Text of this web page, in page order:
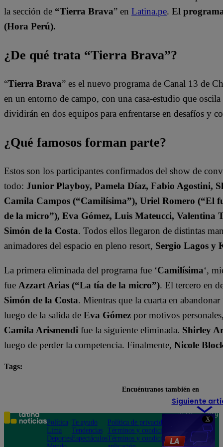
X
la sección de “Tierra Brava” en Latina.pe. El
(Hora Perú).
¿De qué trata “Tierra Brava”?
“Tierra Brava” es el nuevo programa de Canal 13 de
en un entorno de campo, con una casa-estudio que
dividirán en dos equipos para enfrentarse en desafíos y
¿Qué famosos forman parte?
Estos son los participantes confirmados del show de
todo: Junior Playboy, Pamela Díaz, Fabio Agostini,
Camila Campos (“Camilísima”), Uriel Romero (“El
de la micro”), Eva Gómez, Luis Mateucci, Valentina
Simón de la Costa. Todos ellos llegaron de distintas
animadores del espacio en pleno resort, Sergio Lagos y
La primera eliminada del programa fue ‘Camilísima‘,
fue Azzart Arias (“La tía de la micro”). El tercero en
Simón de la Costa. Mientras que la cuarta en abandonar
luego de la salida de Eva Gómez por motivos
Camila Arismendi fue la siguiente eliminada. Shirley
luego de perder la competencia. Finalmente, Nicole
Tags:
Siguiente
Encuéntranos también en
Política
Lima
Deportes
Te ayudo
Tendencias
Espectáculos
Política de privacidad
Términos y condiciones
Términos y condiciones
Teléfono: 219
Av. San
Felipe 968